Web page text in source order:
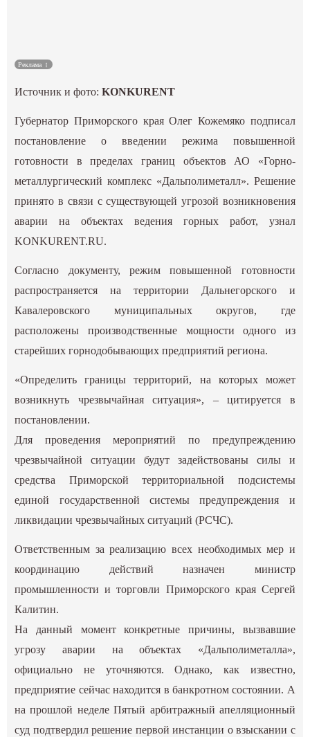
Спецпроекты
ГИД
Реклама
Источник и фото:KONKURENT
Губернатор Приморского края Олег Кожемяко подписал
постановление о введении режима повышенной
готовности в пределах границ объектов АО «Горно-
металлургический комплекс «Дальполиметалл». Решение
принято в связи с существующей угрозой возникновения
аварии на объектах ведения горных работ, узнал
KONKURENT.RU.
Согласно документу, режим повышенной готовности
распространяется на территории Дальнегорского и
Кавалеровского муниципальных округов, где
расположены производственные мощности одного из
старейших горнодобывающих предприятий региона.
«Определить границы территорий, на которых может
возникнуть чрезвычайная ситуация», – цитируется в
постановлении.
Для проведения мероприятий по предупреждению
чрезвычайной ситуации будут задействованы силы и
средства Приморской территориальной подсистемы
единой государственной системы предупреждения и
ликвидации чрезвычайных ситуаций (РСЧС).
Ответственным за реализацию всех необходимых мер и
координацию действий назначен министр
промышленности и торговли Приморского края Сергей
Калитин.
На данный момент конкретные причины, вызвавшие
угрозу аварии на объектах «Дальполиметалла»,
официально не уточняются. Однако, как известно,
предприятие сейчас находится в банкротном состоянии. А
на прошлой неделе Пятый арбитражный апелляционный
суд подтвердил решение первой инстанции о взыскании с